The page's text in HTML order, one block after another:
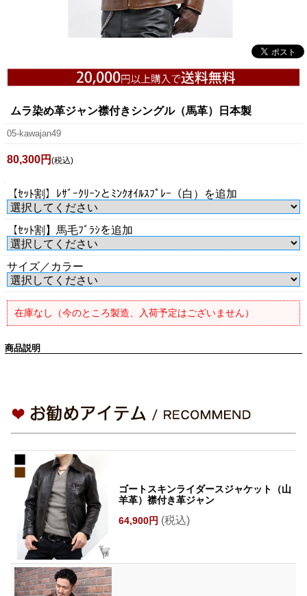
ムラ染め革ジャン襟付きシングル（馬革）日本製
05-kawajan49
80,300円 (税込)
【ｾｯﾄ割】ﾚｻﾞｰｸﾘｰﾝとﾐﾝｸｵｲﾙｽﾌﾟﾚｰ（白）を追加
【ｾｯﾄ割】馬毛ﾌﾞﾗｼを追加
サイズ／カラー
在庫なし（今のところ製造、入荷予定はございません）
商品説明
ゴートスキンライダースジャケット（山
羊革）襟付き革ジャン
64,900円 (税込)